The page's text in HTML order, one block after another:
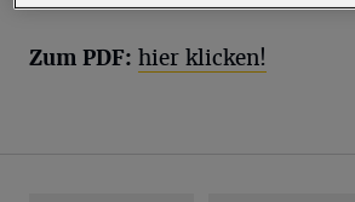
Zum PDF: hier klicken!